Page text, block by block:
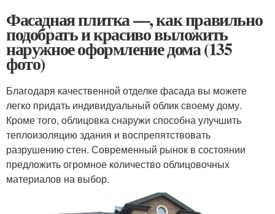
Фасадная плитка —, как правильно
подобрать и красиво выложить
наружное оформление дома (135
фото)
Благодаря качественной отделке фасада вы можете
легко придать индивидуальный облик своему дому.
Кроме того, облицовка снаружи способна улучшить
теплоизоляцию здания и воспрепятствовать
разрушению стен. Современный рынок в состоянии
предложить огромное количество облицовочных
материалов на выбор.